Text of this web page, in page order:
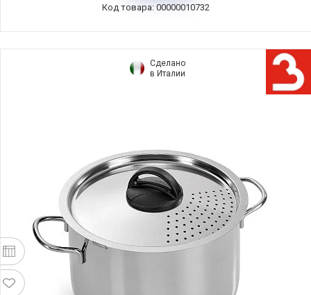
Код товара: 00000010732
Сделано
в Италии